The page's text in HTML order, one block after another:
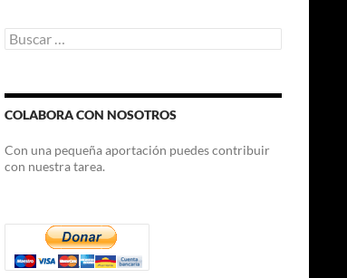
Buscar:
COLABORA CON NOSOTROS
Con una pequeña aportación puedes contribuir
con nuestra tarea.